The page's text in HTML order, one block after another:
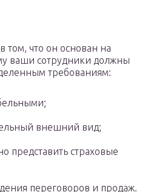
том, что он основан на
ваши сотрудники должны
требованиям:
внешний вид;
представить страховые
переговоров и продаж.